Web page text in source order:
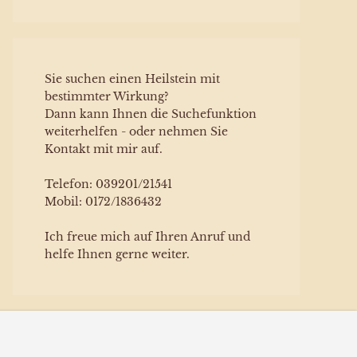
Sie suchen einen Heilstein mit
bestimmter Wirkung?
Dann kann Ihnen die Suchefunktion
weiterhelfen - oder nehmen Sie
Kontakt mit mir auf.
Telefon: 039201/21541
Mobil: 0172/1836432
Ich freue mich auf Ihren Anruf und
helfe Ihnen gerne weiter.